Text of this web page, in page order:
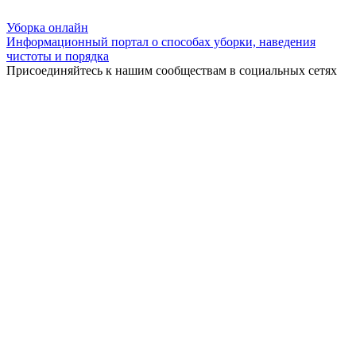
Уборка онлайн
Информационный портал о способах уборки, наведения
чистоты и порядка
Присоединяйтесь к нашим сообществам в социальных сетях